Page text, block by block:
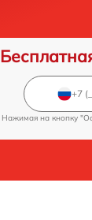
Нажимая на кнопку